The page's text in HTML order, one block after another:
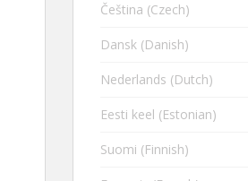
Čeština (Czech)
Dansk (Danish)
Nederlands (Dutch)
Eesti keel (Estonian)
Suomi (Finnish)